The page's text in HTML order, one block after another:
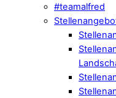
#teamalfred